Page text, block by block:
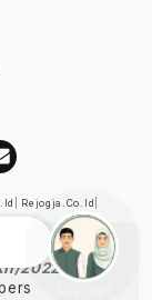
Rejogja.co.id
Pers
2022